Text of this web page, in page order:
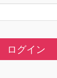
ログイン